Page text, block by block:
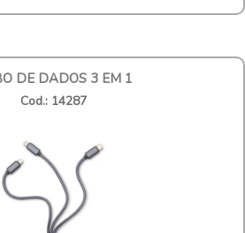
DE DADOS 3 EM 1
Cod.: 14287